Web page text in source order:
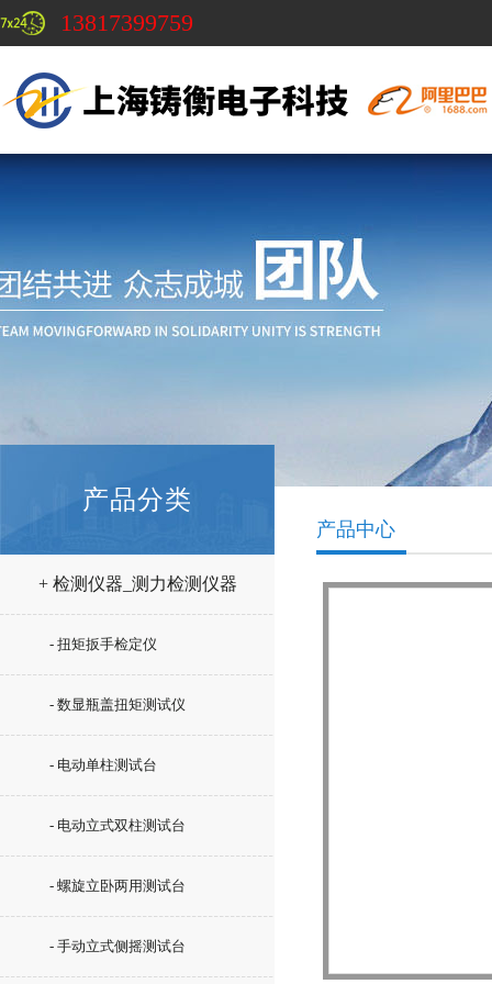
13817399759
产品分类
+ 检测仪器_测力检测仪器
- 扭矩扳手检定仪
- 数显瓶盖扭矩测试仪
- 电动单柱测试台
- 电动立式双柱测试台
- 螺旋立卧两用测试台
- 手动立式侧摇测试台
产品中心